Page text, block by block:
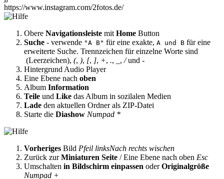
https://www.instagram.com/2fotos.de/
Obere Navigationsleiste mit Home Button
Suche - verwende "A B" für eine exakte, A und B für eine
erweiterte Suche. Trennzeichen für einzelne Worte sind
(Leerzeichen), (, ), [, ], +, ., , /und -
Hintergrund Audio Player
Eine Ebene nach oben
Album Information
Teile und Like das Album in sozilalen Medien
Lade den aktuellen Ordner als ZIP-Datei
Starte die Diashow Numpad *
Vorheriges Bild Pfeil linksNach rechts wischen
Zurück zurMiniaturen Seite / Eine Ebene nach oben Esc
Umschalten in Bildschirm einpassen oderOriginalgröße
Numpad +